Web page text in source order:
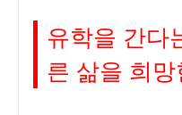
유학을 간다
른 삶을 희